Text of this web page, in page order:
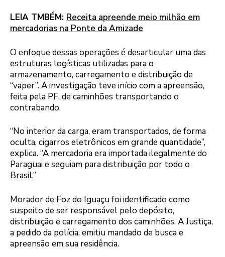
LEIA TMBÉM: Receita apreende meio milhão em
mercadorias na Ponte da Amizade
O enfoque dessas operações é desarticular uma das
estruturas logísticas utilizadas para o
armazenamento, carregamento e distribuição de
“vaper”. A investigação teve início com a apreensão,
feita pela PF, de caminhões transportando o
contrabando.
“No interior da carga, eram transportados, de forma
oculta, cigarros eletrônicos em grande quantidade”,
explica. “A mercadoria era importada ilegalmente do
Paraguai e seguiam para distribuição por todo o
Brasil.”
Morador de Foz do Iguaçu foi identificado como
suspeito de ser responsável pelo depósito,
distribuição e carregamento dos caminhões. A Justiça,
a pedido da polícia, emitiu mandado de busca e
apreensão em sua residência.